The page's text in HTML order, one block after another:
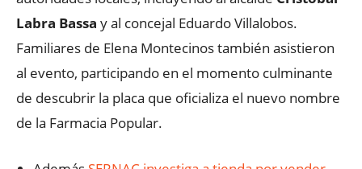
Labra Bassa y al concejal Eduardo Villalobos.
Familiares de Elena Montecinos también asistieron
al evento, participando en el momento culminante
de descubrir la placa que oficializa el nuevo nombre
de la Farmacia Popular.